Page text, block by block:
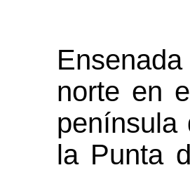
norte en
península
la Punta